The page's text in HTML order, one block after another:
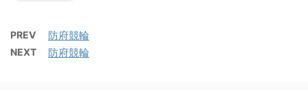
PREV 防府競輪
NEXT 防府競輪